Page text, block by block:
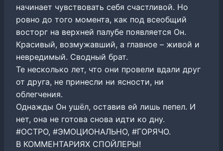
начинает чувствовать себя счастливой. Но
ровно до того момента, как под всеобщий
восторг на верхней палубе появляется Он.
Красивый, возмужавший, а главное – живой и
невредимый. Сводный брат.
Те несколько лет, что они провели вдали друг
от друга, не принесли ни ясности, ни
облегчения.
Однажды Он ушёл, оставив ей лишь пепел. И
нет, она не готова снова идти ко дну.
#ОСТРО, #ЭМОЦИОНАЛЬНО, #ГОРЯЧО.
В КОММЕНТАРИЯХ СПОЙЛЕРЫ!